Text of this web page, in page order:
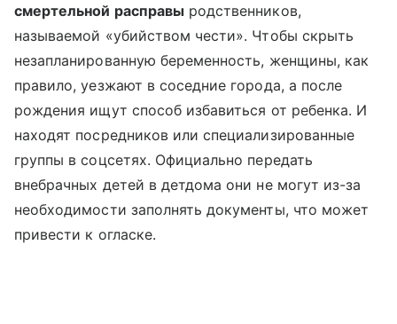
смертельной расправы родственников,
называемой «убийством чести». Чтобы скрыть
незапланированную беременность, женщины, как
правило, уезжают в соседние города, а после
рождения ищут способ избавиться от ребенка. И
находят посредников или специализированные
группы в соцсетях. Официально передать
внебрачных детей в детдома они не могут из-за
необходимости заполнять документы, что может
привести к огласке.